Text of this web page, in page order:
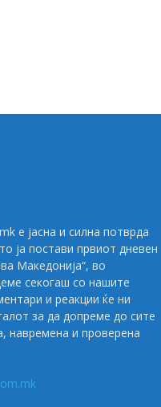
е јасна и силна потврда
ја постави првиот дневен
Македонија“, во
секогаш со нашите
и реакции ќе ни
за да допреме до сите
навремена и проверена